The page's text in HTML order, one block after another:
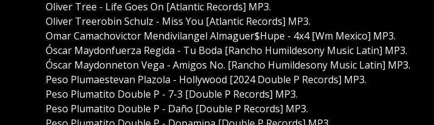
Oliver Tree - Life Goes On [Atlantic Records] MP3.
Oliver Treerobin Schulz - Miss You [Atlantic Records] MP3.
Omar Camachovictor Mendivilangel Almaguer$Hupe - 4x4 [Wm Mexico] MP3.
Óscar Maydonfuerza Regida - Tu Boda [Rancho Humildesony Music Latin] MP3.
Óscar Maydonneton Vega - Amigos No. [Rancho Humildesony Music Latin] MP3.
Peso Plumaestevan Plazola - Hollywood [2024 Double P Records] MP3.
Peso Plumatito Double P - 7-3 [Double P Records] MP3.
Peso Plumatito Double P - Daño [Double P Records] MP3.